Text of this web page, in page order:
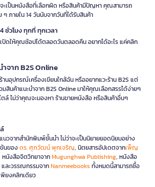
จะเป็นหนังสือที่เลือกผิด หรือสินค้ามีปัญหา คุณสามารถ
ๆ ภายใน 14 วันนับจากวันที่ได้รับสินค้า
ชั่วโมง ทุกที่ ทุกเวลา
ปิดให้คุณช้อปได้ตลอดวันตลอดคืน อยากได้อะไร แค่คลิก
จาก B2S Online
านอุปกรณ์เครื่องเขียนใกล้ฉัน หรืออยากแวะร้าน B2S แต่
มสินค้าแนะนำจาก B2S Online มาให้คุณเลือกสรรได้ง่ายๆ
ล์ ไม่ว่าคุณจะมองหา ร้านขายหนังสือ หรือสินค้าอื่นๆ
นวจากสำนักพิมพ์ชั้นนำ ไม่ว่าจะเป็นนิยายยอดนิยมอย่าง
ข้นของดร. ศุภวัฒน์ พุกเจริญ, นิตยสารอัปเดตจากเพ็ญ
หนังสือจิตวิทยาจากMugunghwa Publishing, หนังสือ
และวรรณกรรมจากNanmeebooks ทั้งหมดนี้สามารถซื้อ
พียงคลิกเดียว